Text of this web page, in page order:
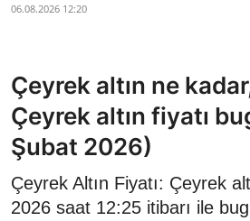
06.08.2026 12:20
Çeyrek altın ne
Çeyrek altın fiyatı
Şubat 2026)
Çeyrek Altın Fiyatı: Çeyrek
2026 saat 12:25 itibarı ile